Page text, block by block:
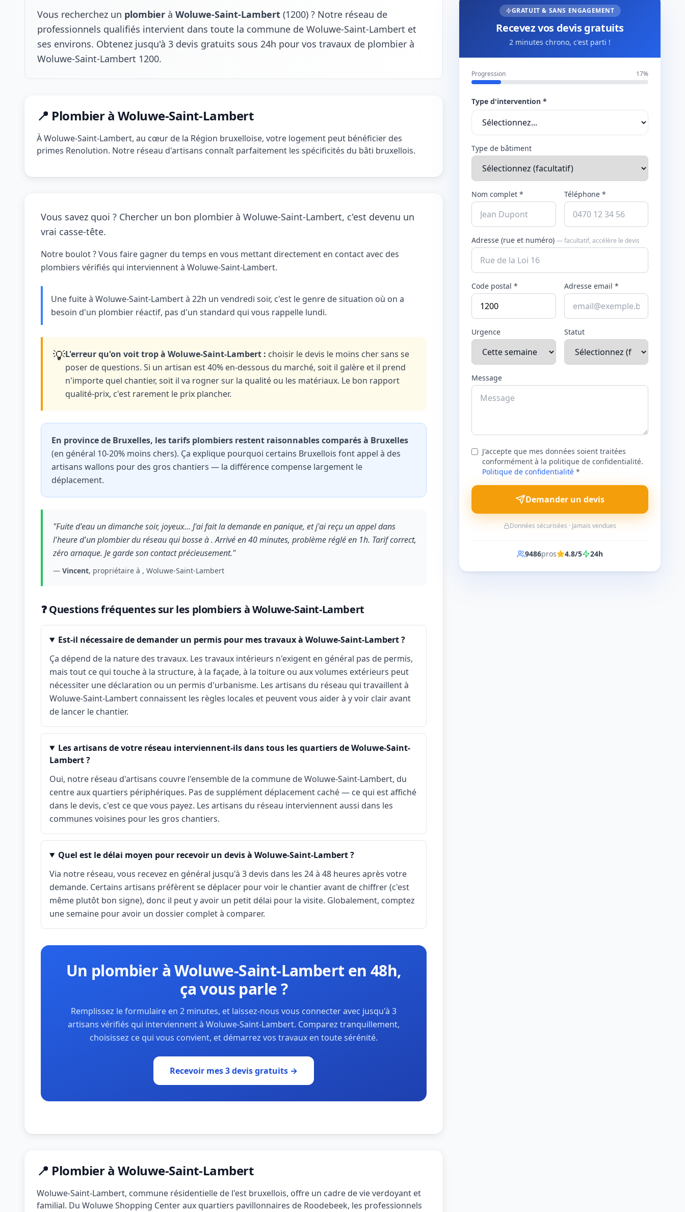
Vous recherchez un plombier à Woluwe-Saint-Lambert (1200) ? Notre réseau de
professionnels qualifiés intervient dans toute la commune de Woluwe-Saint-Lambert et
ses environs. Obtenez jusqu'à 3 devis gratuits sous 24h pour vos travaux de plombier à
Woluwe-Saint-Lambert 1200.
📍 Plombier à Woluwe-Saint-Lambert
À Woluwe-Saint-Lambert, au cœur de la Région bruxelloise, votre logement peut bénéficier des
primes Renolution. Notre réseau d'artisans connaît parfaitement les spécificités du bâti bruxellois.
Vous savez quoi ? Chercher un bon plombier à Woluwe-Saint-Lambert, c'est devenu un
vrai casse-tête.
Notre boulot ? Vous faire gagner du temps en vous mettant directement en contact avec des
plombiers vérifiés qui interviennent à Woluwe-Saint-Lambert.
Une fuite à Woluwe-Saint-Lambert à 22h un vendredi soir, c'est le genre de situation où on a
besoin d'un plombier réactif, pas d'un standard qui vous rappelle lundi.
💡L'erreur qu'on voit trop à Woluwe-Saint-Lambert : choisir le devis le moins cher sans se
poser de questions. Si un artisan est 40% en-dessous du marché, soit il galère et il prend
n'importe quel chantier, soit il va rogner sur la qualité ou les matériaux. Le bon rapport
qualité-prix, c'est rarement le prix plancher.
En province de Bruxelles, les tarifs plombiers restent raisonnables comparés à Bruxelles
(en général 10-20% moins chers). Ça explique pourquoi certains Bruxellois font appel à des
artisans wallons pour des gros chantiers — la différence compense largement le
déplacement.
"Fuite d'eau un dimanche soir, joyeux… J'ai fait la demande en panique, et j'ai reçu un appel dans
l'heure d'un plombier du réseau qui bosse à . Arrivé en 40 minutes, problème réglé en 1h. Tarif correct,
zéro arnaque. Je garde son contact précieusement."
— Vincent, propriétaire à , Woluwe-Saint-Lambert
❓ Questions fréquentes sur les plombiers à Woluwe-Saint-Lambert
Est-il nécessaire de demander un permis pour mes travaux à Woluwe-Saint-Lambert ?
Ça dépend de la nature des travaux. Les travaux intérieurs n'exigent en général pas de permis,
mais tout ce qui touche à la structure, à la façade, à la toiture ou aux volumes extérieurs peut
nécessiter une déclaration ou un permis d'urbanisme. Les artisans du réseau qui travaillent à
Woluwe-Saint-Lambert connaissent les règles locales et peuvent vous aider à y voir clair avant
de lancer le chantier.
Les artisans de votre réseau interviennent-ils dans tous les quartiers de Woluwe-Saint-
Lambert ?
Oui, notre réseau d'artisans couvre l'ensemble de la commune de Woluwe-Saint-Lambert, du
centre aux quartiers périphériques. Pas de supplément déplacement caché — ce qui est affiché
dans le devis, c'est ce que vous payez. Les artisans du réseau interviennent aussi dans les
communes voisines pour les gros chantiers.
Quel est le délai moyen pour recevoir un devis à Woluwe-Saint-Lambert ?
Via notre réseau, vous recevez en général jusqu'à 3 devis dans les 24 à 48 heures après votre
demande. Certains artisans préfèrent se déplacer pour voir le chantier avant de chiffrer (c'est
même plutôt bon signe), donc il peut y avoir un petit délai pour la visite. Globalement, comptez
une semaine pour avoir un dossier complet à comparer.
Un plombier à Woluwe-Saint-Lambert en 48h,
ça vous parle ?
Remplissez le formulaire en 2 minutes, et laissez-nous vous connecter avec jusqu'à 3
artisans vérifiés qui interviennent à Woluwe-Saint-Lambert. Comparez tranquillement,
choisissez ce qui vous convient, et démarrez vos travaux en toute sérénité.
Recevoir mes 3 devis gratuits →
📍 Plombier à Woluwe-Saint-Lambert
Woluwe-Saint-Lambert, commune résidentielle de l'est bruxellois, offre un cadre de vie verdoyant et
familial. Du Woluwe Shopping Center aux quartiers pavillonnaires de Roodebeek, les professionnels
GRATUIT & SANS ENGAGEMENT
Recevez vos devis gratuits
2 minutes chrono, c'est parti !
Progression 17%
Type d'intervention *
Type de bâtiment
Nom complet * Téléphone *
Adresse (rue et numéro)— facultatif, accélère le devis
Code postal * Adresse email *
Urgence Statut
Message
J'accepte que mes données soient traitées
conformément à la politique de confidentialité.
Politique de confidentialité *
Demander un devis
Données sécurisées · Jamais vendues
9486pros 4.8/5 24h